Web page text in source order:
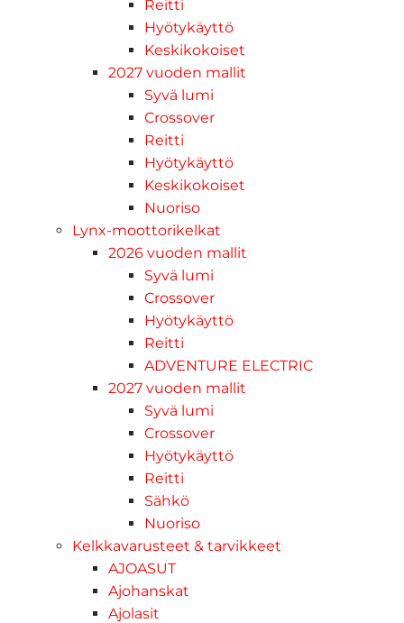
Reitti
Hyötykäyttö
Keskikokoiset
2027 vuoden mallit
Syvä lumi
Crossover
Reitti
Hyötykäyttö
Keskikokoiset
Nuoriso
Lynx-moottorikelkat
2026 vuoden mallit
Syvä lumi
Crossover
Hyötykäyttö
Reitti
ADVENTURE ELECTRIC
2027 vuoden mallit
Syvä lumi
Crossover
Hyötykäyttö
Reitti
Sähkö
Nuoriso
Kelkkavarusteet & tarvikkeet
AJOASUT
Ajohanskat
Ajolasit